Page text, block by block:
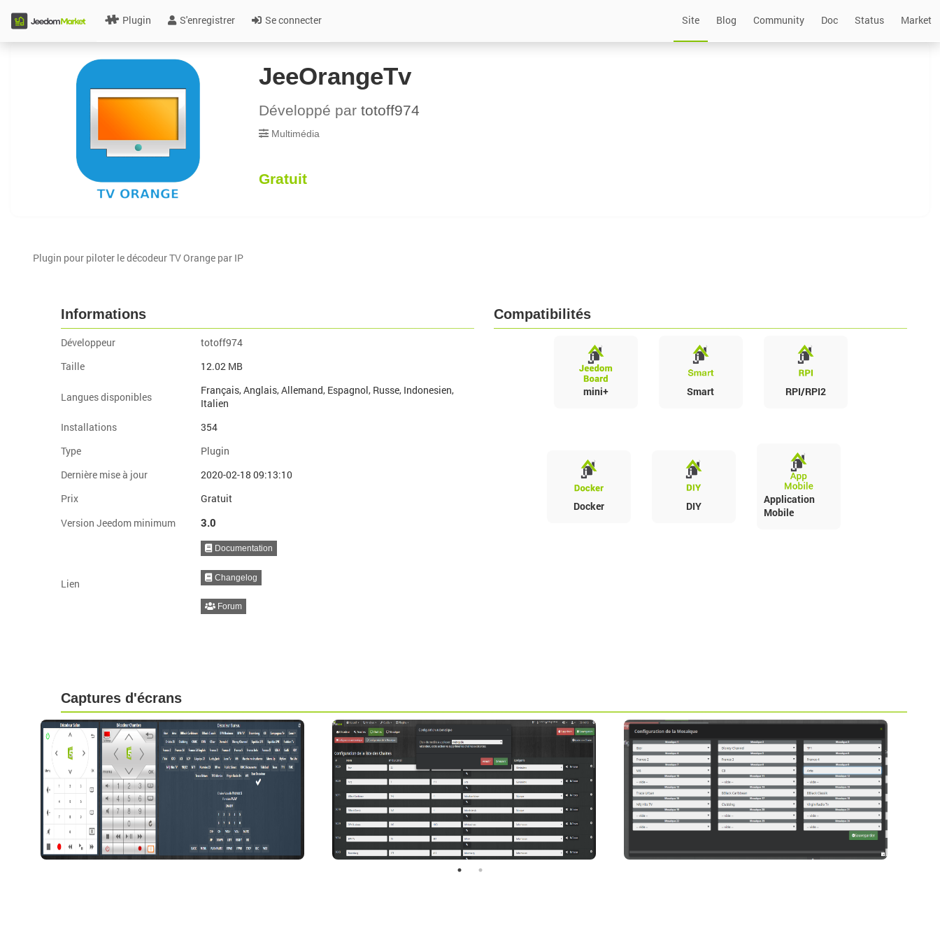
Plugin S'enregistrer Se connecter Site Blog Community Doc Status Market
JeeOrangeTv
Développé par totoff974
Multimédia
Gratuit
Plugin pour piloter le décodeur TV Orange par IP
Informations
Développeur
totoff974
Taille
12.02 MB
Langues disponibles
Français, Anglais, Allemand, Espagnol, Russe, Indonesien,
Italien
Installations
354
Type
Plugin
Dernière mise à jour
2020-02-18 09:13:10
Prix
Gratuit
Version Jeedom minimum
3.0
Lien
Documentation
Changelog
Forum
Compatibilités
mini+ Smart RPI/RPI2
Docker DIY
Application
Mobile
Captures d'écrans